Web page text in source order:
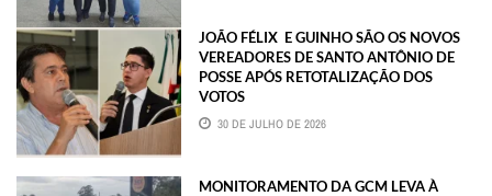
JOÃO FÉLIX E GUINHO SÃO OS NOVOS
VEREADORES DE SANTO ANTÔNIO DE
POSSE APÓS RETOTALIZAÇÃO DOS
VOTOS
30 DE JULHO DE 2026
MONITORAMENTO DA GCM LEVA À